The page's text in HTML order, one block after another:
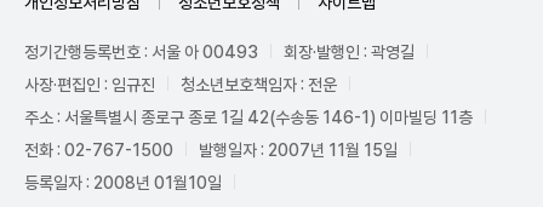
정기간행등록번호 : 서울 아 00493
회장·발행인 : 곽영길
사장·편집인 : 임규진
청소년보호책임자 : 전운
주소 : 서울특별시 종로구 종로 1길 42(수송동 146-1) 이마빌딩 11층
전화 : 02-767-1500
발행일자 : 2007년 11월 15일
등록일자 : 2008년 01월10일